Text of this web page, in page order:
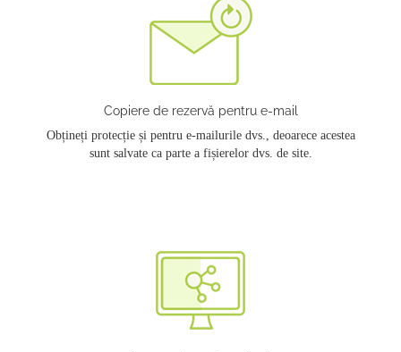
Copiere de rezervă pentru e-mail
Obțineți protecție și pentru e-mailurile dvs., deoarece acestea
sunt salvate ca parte a fișierelor dvs. de site.